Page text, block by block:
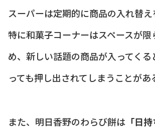
スーパーは定期的に商品の入れ替え
特に和菓子コーナーはスペースが限
め、新しい話題の商品が入ってくる
っても押し出されてしまうことがあ
また、明日香野のわらび餅は 「日